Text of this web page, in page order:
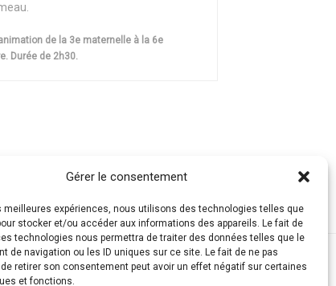
Gérer le consentement
meilleures expériences, nous utilisons des technologies telles que
stocker et/ou accéder aux informations des appareils. Le fait de
technologies nous permettra de traiter des données telles que le
de navigation ou les ID uniques sur ce site. Le fait de ne pas
retirer son consentement peut avoir un effet négatif sur certaines
et fonctions.
de la 3e maternelle à la 6e
Durée de 2h30.